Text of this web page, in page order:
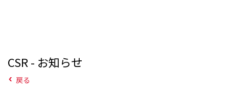
CSR - お知らせ
戻る